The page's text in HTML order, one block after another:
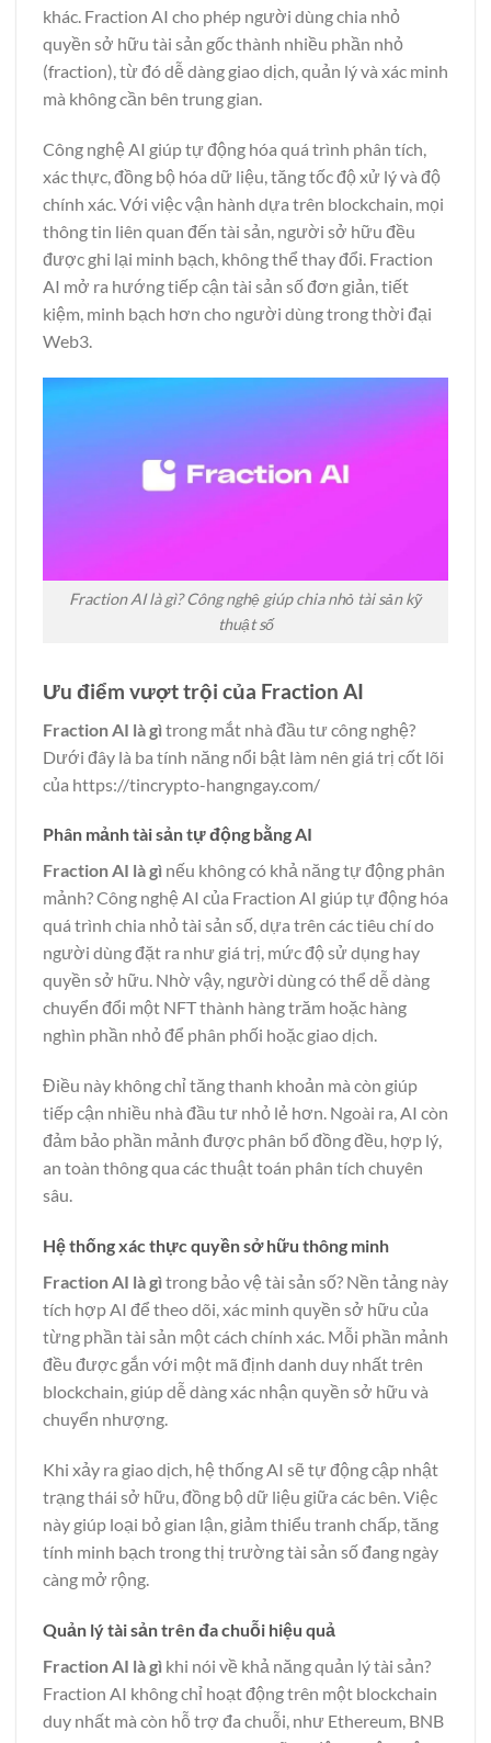
khác. Fraction AI cho phép người dùng chia nhỏ
quyền sở hữu tài sản gốc thành nhiều phần nhỏ
(fraction), từ đó dễ dàng giao dịch, quản lý và xác minh
mà không cần bên trung gian.
Công nghệ AI giúp tự động hóa quá trình phân tích,
xác thực, đồng bộ hóa dữ liệu, tăng tốc độ xử lý và độ
chính xác. Với việc vận hành dựa trên blockchain, mọi
thông tin liên quan đến tài sản, người sở hữu đều
được ghi lại minh bạch, không thể thay đổi. Fraction
AI mở ra hướng tiếp cận tài sản số đơn giản, tiết
kiệm, minh bạch hơn cho người dùng trong thời đại
Web3.
Fraction AI là gì? Công nghệ giúp chia nhỏ tài sản kỹ
thuật số
Ưu điểm vượt trội của Fraction AI
Fraction AI là gì trong mắt nhà đầu tư công nghệ?
Dưới đây là ba tính năng nổi bật làm nên giá trị cốt lõi
của https://tincrypto-hangngay.com/
Phân mảnh tài sản tự động bằng AI
Fraction AI là gì nếu không có khả năng tự động phân
mảnh? Công nghệ AI của Fraction AI giúp tự động hóa
quá trình chia nhỏ tài sản số, dựa trên các tiêu chí do
người dùng đặt ra như giá trị, mức độ sử dụng hay
quyền sở hữu. Nhờ vậy, người dùng có thể dễ dàng
chuyển đổi một NFT thành hàng trăm hoặc hàng
nghìn phần nhỏ để phân phối hoặc giao dịch.
Điều này không chỉ tăng thanh khoản mà còn giúp
tiếp cận nhiều nhà đầu tư nhỏ lẻ hơn. Ngoài ra, AI còn
đảm bảo phần mảnh được phân bổ đồng đều, hợp lý,
an toàn thông qua các thuật toán phân tích chuyên
sâu.
Hệ thống xác thực quyền sở hữu thông minh
Fraction AI là gì trong bảo vệ tài sản số? Nền tảng này
tích hợp AI để theo dõi, xác minh quyền sở hữu của
từng phần tài sản một cách chính xác. Mỗi phần mảnh
đều được gắn với một mã định danh duy nhất trên
blockchain, giúp dễ dàng xác nhận quyền sở hữu và
chuyển nhượng.
Khi xảy ra giao dịch, hệ thống AI sẽ tự động cập nhật
trạng thái sở hữu, đồng bộ dữ liệu giữa các bên. Việc
này giúp loại bỏ gian lận, giảm thiểu tranh chấp, tăng
tính minh bạch trong thị trường tài sản số đang ngày
càng mở rộng.
Quản lý tài sản trên đa chuỗi hiệu quả
Fraction AI là gì khi nói về khả năng quản lý tài sản?
Fraction AI không chỉ hoạt động trên một blockchain
duy nhất mà còn hỗ trợ đa chuỗi, như Ethereum, BNB